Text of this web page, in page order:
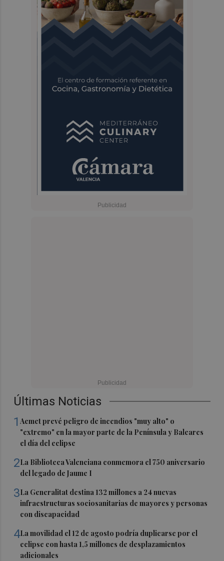
Últimas Noticias
1Aemet prevé peligro de incendios "muy alto" o
"extremo" en la mayor parte de la Península y Baleares
el día del eclipse
2La Biblioteca Valenciana conmemora el 750 aniversario
del legado de Jaume I
3La Generalitat destina 132 millones a 24 nuevas
infraestructuras sociosanitarias de mayores y personas
con discapacidad
4La movilidad el 12 de agosto podría duplicarse por el
eclipse con hasta 1,5 millones de desplazamientos
adicionales